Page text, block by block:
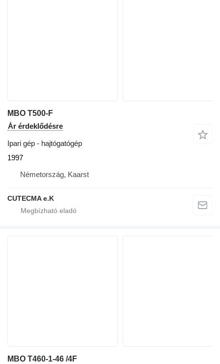
MBO T500-F
Ár érdeklődésre
Ipari gép - hajtógatógép
1997
Németország, Kaarst
CUTECMA e.K
MBO T460-1-46 /4F